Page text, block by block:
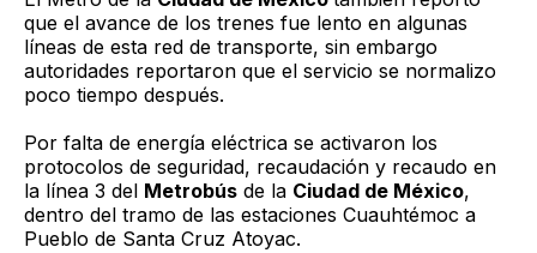
que el avance de los trenes fue lento en algunas
líneas de esta red de transporte, sin embargo
autoridades reportaron que el servicio se normalizo
poco tiempo después.
Por falta de energía eléctrica se activaron los
protocolos de seguridad, recaudación y recaudo en
la línea 3 del Metrobús de la Ciudad de México,
dentro del tramo de las estaciones Cuauhtémoc a
Pueblo de Santa Cruz Atoyac.